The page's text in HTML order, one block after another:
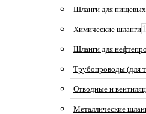
Шланги для
Химические шланги
Шланги для
Трубопроводы (для
Отводные и
Металлические